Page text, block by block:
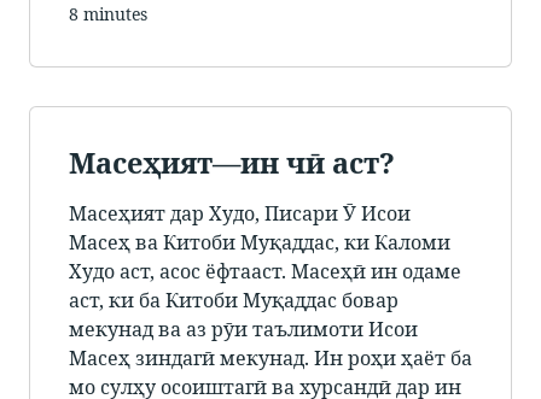
8 minutes
Масеҳият—ин чӣ аст?
Масеҳият дар Худо, Писари Ӯ Исои
Масеҳ ва Китоби Муқаддас, ки Каломи
Худо аст, асос ёфтааст. Масеҳӣ ин одаме
аст, ки ба Китоби Муқаддас бовар
мекунад ва аз рӯи таълимоти Исои
Масеҳ зиндагӣ мекунад. Ин роҳи ҳаёт ба
мо сулҳу осоиштагӣ ва хурсандӣ дар ин